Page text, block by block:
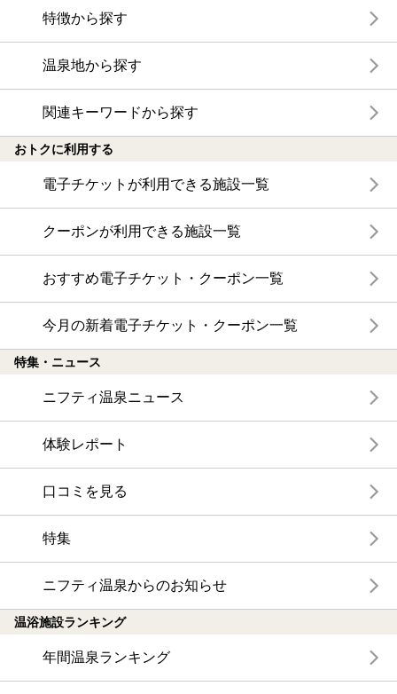
特徴から探す
温泉地から探す
関連キーワードから探す
おトクに利用する
電子チケットが利用できる施設一覧
クーポンが利用できる施設一覧
おすすめ電子チケット・クーポン一覧
今月の新着電子チケット・クーポン一覧
特集・ニュース
ニフティ温泉ニュース
体験レポート
口コミを見る
特集
ニフティ温泉からのお知らせ
温浴施設ランキング
年間温泉ランキング